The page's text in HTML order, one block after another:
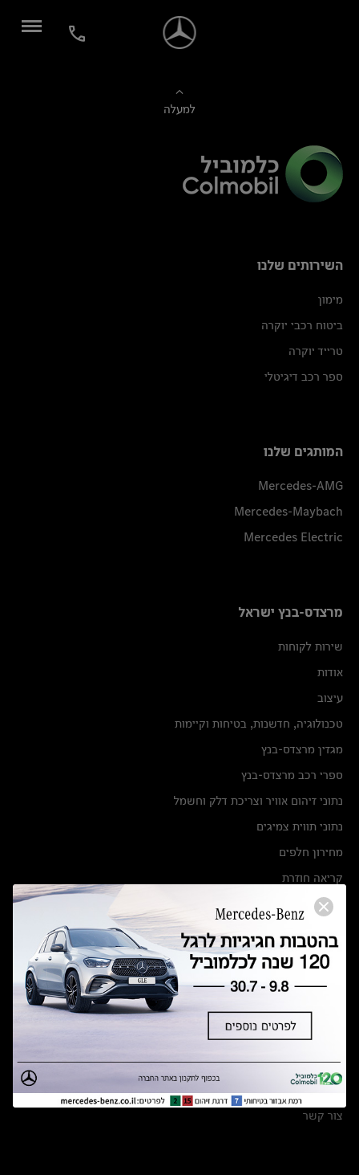
למעלה
השירותים שלנו
מימון
ביטוח רכבי יוקרה
טרייד יוקרה
ספר רכב דיגיטלי
המותגים שלנו
Mercedes-AMG
Mercedes-Maybach
Mercedes Electric
מרצדס-בנץ ישראל
שירות לקוחות
אודות
עיצוב
טכנולוגיה, חדשנות, בטיחות וקיימות
מגזין מרצדס-בנץ
ספרי רכב מרצדס-בנץ
נתוני זיהום אוויר וצריכת דלק וחשמל
נתוני תווית צמיגים
מחירון חלפים
קריאה חוזרת
הודעה על הטבות לרכבי מרצדס בהסדר פשרה בתצ 56447-02-19
תקנון ימי מכירות 120 לכלמוביל
מצאו אותנו
אולמות תצוגה
מרכזי שירות
צור קשר